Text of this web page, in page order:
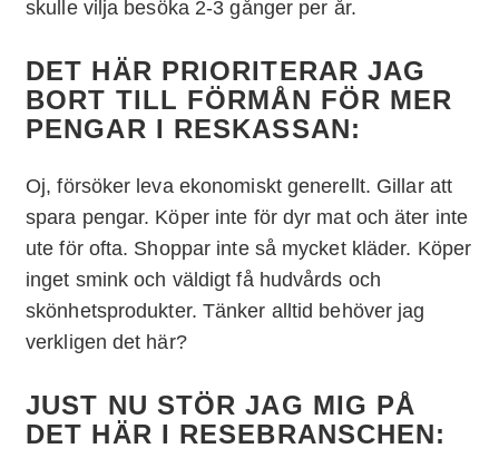
skulle vilja besöka 2-3 gånger per år.
DET HÄR PRIORITERAR JAG
BORT TILL FÖRMÅN FÖR MER
PENGAR I RESKASSAN:
Oj, försöker leva ekonomiskt generellt. Gillar att
spara pengar. Köper inte för dyr mat och äter inte
ute för ofta. Shoppar inte så mycket kläder. Köper
inget smink och väldigt få hudvårds och
skönhetsprodukter. Tänker alltid behöver jag
verkligen det här?
JUST NU STÖR JAG MIG PÅ
DET HÄR I RESEBRANSCHEN: